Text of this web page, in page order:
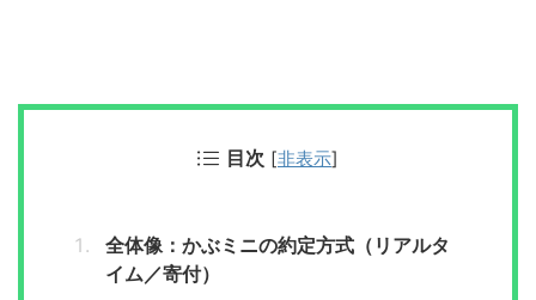
目次 [非表示]
全体像：かぶミニの約定方式（リアルタ
イム／寄付）